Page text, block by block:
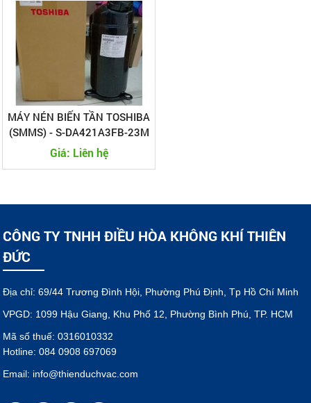
MÁY NÉN BIẾN TẦN TOSHIBA
(SMMS) - S-DA421A3FB-23M
Giá: Liên hệ
CÔNG TY TNHH ĐIỀU HÒA KHÔNG KHÍ THIÊN
ĐỨC
Địa chỉ: 69/44 Trương Đình Hội, Phường Phú Định, Tp Hồ Chí Minh
VPGD: 1099 Hậu Giang, Khu Phố 12, Phường Bình Phú, TP. HCM
Mã số thuế: 0316010332
Hotline: 084 0908 697069
Email: info@thienduchvac.com